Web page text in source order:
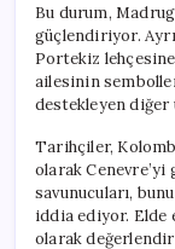
Bu durum,
güçlendiriyor.
Portekiz
ailesinin
destekleyen diğer
Tarihçiler,
olarak
savunucuları,
iddia ediyor. Elde
olarak